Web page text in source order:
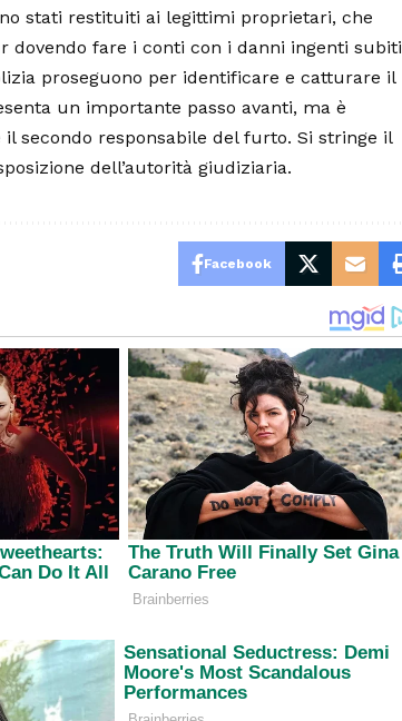
stati restituiti ai legittimi proprietari, che
dovendo fare i conti con i danni ingenti subiti
proseguono per identificare e catturare il
un importante passo avanti, ma è
secondo responsabile del furto. Si stringe il
dell’autorità giudiziaria.
Facebook